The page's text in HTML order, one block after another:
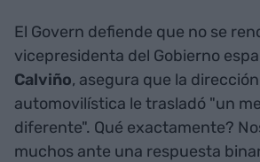
El Govern defiende que no se
vicepresidenta del Gobierno
Calviño, asegura que la
automovilística le trasladó "un
diferente". Qué exactamente?
muchos ante una respuesta